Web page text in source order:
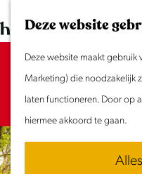
Deze website
Deze website maakt gebruik
Marketing) die noodzakelijk
laten functioneren. Door op
hiermee akkoord te gaan.
G
a
r
d
e
K
a
r
t
Z
e
k
e
n
Sorry, deze
beschikbaar.
voor de